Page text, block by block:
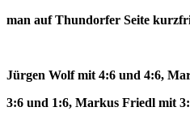
man auf Thundorfer Seite
Jürgen Wolf mit 4:6 und 4:6,
3:6 und 1:6, Markus Friedl mit